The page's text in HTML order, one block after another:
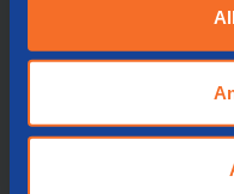
eingeklemmt
sorgt für einen
weniger
Deshalb sind